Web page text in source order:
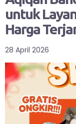
untuk
Harga
28 April 2026